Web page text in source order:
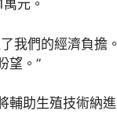
元。
我們的經濟負擔
望。”
輔助生殖技術納